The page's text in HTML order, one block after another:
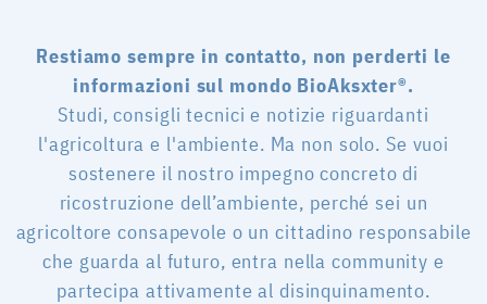
Restiamo sempre in contatto, non perderti le
informazioni sul mondo BioAksxter®.
Studi, consigli tecnici e notizie riguardanti
l'agricoltura e l'ambiente. Ma non solo. Se vuoi
sostenere il nostro impegno concreto di
ricostruzione dell’ambiente, perché sei un
agricoltore consapevole o un cittadino responsabile
che guarda al futuro, entra nella community e
partecipa attivamente al disinquinamento.